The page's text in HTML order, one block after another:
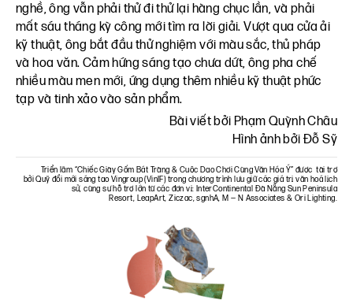
nghề, ông vẫn phải thử đi thử lại hàng chục lần, và phải
mất sáu tháng kỳ công mới tìm ra lời giải. Vượt qua cửa ải
kỹ thuật, ông bắt đầu thử nghiệm với màu sắc, thủ pháp
và hoa văn. Cảm hứng sáng tạo chưa dứt, ông pha chế
nhiều màu men mới, ứng dụng thêm nhiều kỹ thuật phức
tạp và tinh xảo vào sản phẩm.
Bài viết bởi Phạm Quỳnh Châu
Hình ảnh bởi Đỗ Sỹ
Triển lãm “Chiếc Giày Gốm Bát Tràng & Cuộc Dạo Chơi Cùng Văn Hóa Ý” được tài trợ
bởiQuỹ đổi mới sáng tạo Vingroup (VinIF)trong chương trình lưu giữ các giá trị văn hoá lịch
sử, cùng sự hỗ trợ lớn từ các đơn vị: InterContinental Đà Nẵng Sun Peninsula
Resort, LeapArt,Ziczac,sgnhA,M — N Associates & Ori Lighting.